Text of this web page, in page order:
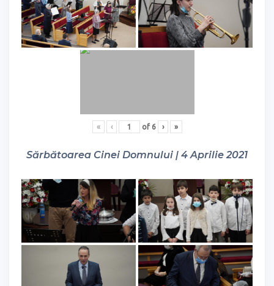
« ‹ of 6 › »
Sărbătoarea Cinei Domnului | 4 Aprilie 2021